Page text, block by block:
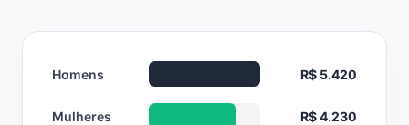
Homens R$ 5.420
Mulheres R$ 4.230